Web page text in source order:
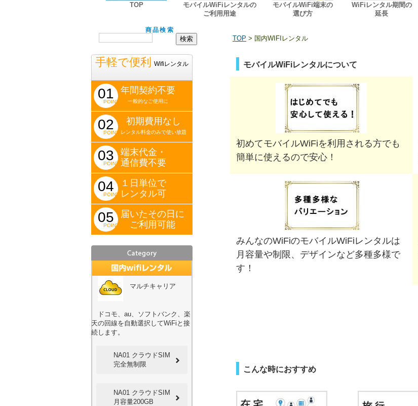
TOP
モバイルWiFiレンタルの
ご利用用途
モバイルWiFi端末の
選び方
WiFiレンタル期間の
延長
商品検索
手軽で便利 Wifiレンタル
01
POINT
年間契約不要
一般的なご使用に
02
POINT
初期費用なし
レンタル料金のみで使い放題
03
POINT
端末代金・
通信費不要
04
POINT
１日単位で
レンタル可
05
POINT
届いたその日に
ご利用可能
マルチキャリア
ドコモ、au、ソフトバンク、楽
天の回線を自動選択してWiFiと接
続します。
NA01 クラウドSIM
完全無制限
NA01 クラウドSIM
月容量200GB
TOP > 国内WIFIレンタル
モバイルWiFiレンタルについて
初めてモバイルWiFiを利用される方でも
簡単に使えるので安心！
みんなのWiFiのモバイルWiFiレンタルは
月容量や制限、デザインなど多種多様で
す！
こんな時におすすめ